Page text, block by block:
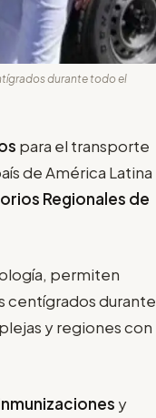
durante todo el
para el transporte
de América Latina
Regionales de
permiten
centígrados durante
y regiones con
y